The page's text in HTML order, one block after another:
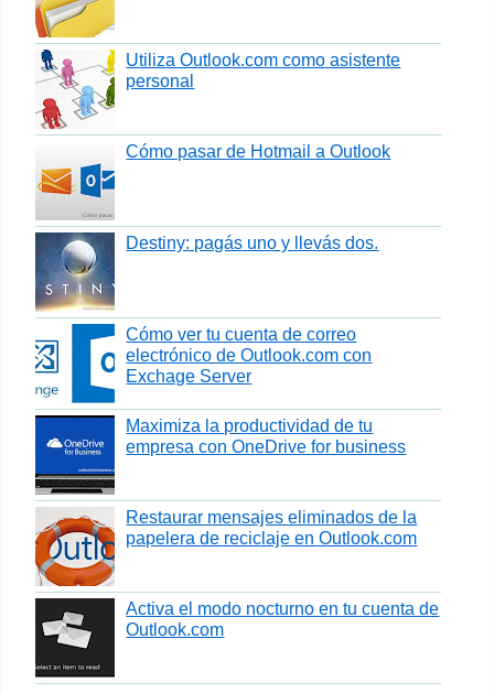
Utiliza Outlook.com como asistente
personal
Cómo pasar de Hotmail a Outlook
Destiny: pagás uno y llevás dos.
Cómo ver tu cuenta de correo
electrónico de Outlook.com con
Exchage Server
Maximiza la productividad de tu
empresa con OneDrive for business
Restaurar mensajes eliminados de la
papelera de reciclaje en Outlook.com
Activa el modo nocturno en tu cuenta de
Outlook.com